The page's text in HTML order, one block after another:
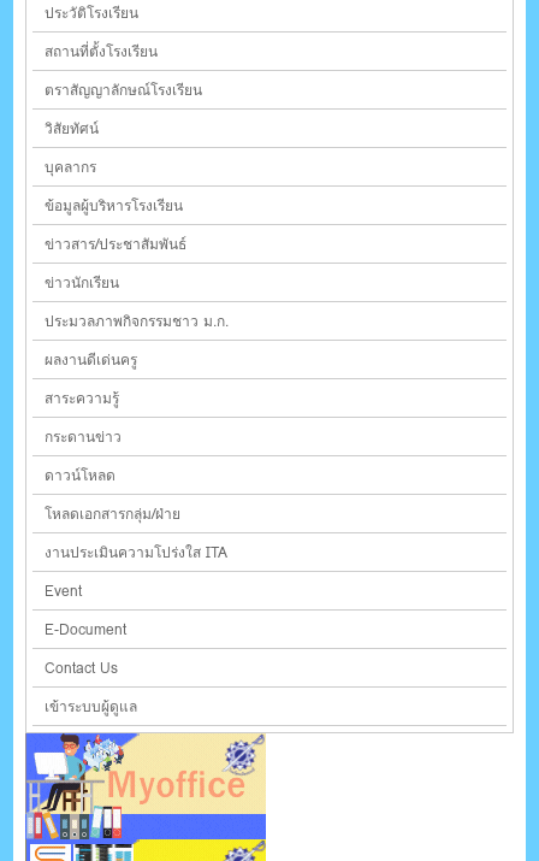
ประวัติโรงเรียน
สถานที่ตั้งโรงเรียน
ตราสัญญาลักษณ์โรงเรียน
วิสัยทัศน์
บุคลากร
ข้อมูลผู้บริหารโรงเรียน
ข่าวสาร/ประชาสัมพันธ์
ข่าวนักเรียน
ประมวลภาพกิจกรรมชาว ม.ก.
ผลงานดีเด่นครู
สาระความรู้
กระดานข่าว
ดาวน์โหลด
โหลดเอกสารกลุ่ม/ฝ่าย
งานประเมินความโปร่งใส ITA
Event
E-Document
Contact Us
เข้าระบบผู้ดูแล